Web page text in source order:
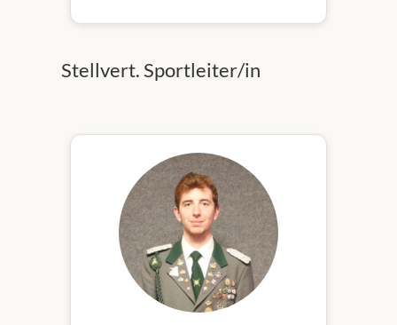
Stellvert. Sportleiter/in